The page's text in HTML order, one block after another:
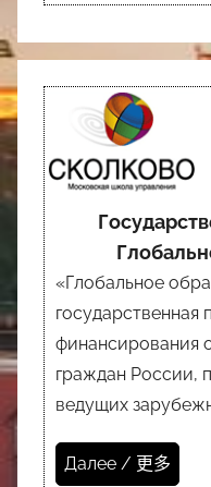
«Глобальное
государственная
финансирования
граждан России,
ведущих
Далее / 更多